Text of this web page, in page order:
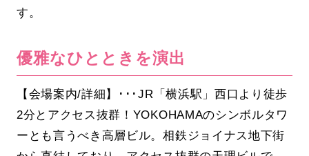
す。
優雅なひとときを演出
【会場案内/詳細】･･･JR「横浜駅」西口より徒歩
2分とアクセス抜群！YOKOHAMAのシンボルタワ
ーとも言うべき高層ビル。相鉄ジョイナス地下街